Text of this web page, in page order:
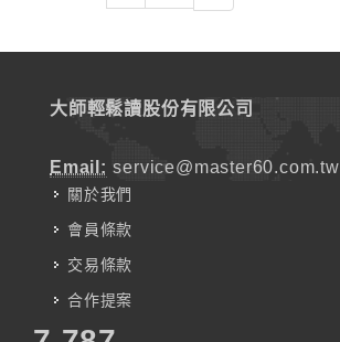
大師輕鬆讀股份有限公司
Email: service@master60.com.tw
關於我們
會員條款
交易條款
合作提案